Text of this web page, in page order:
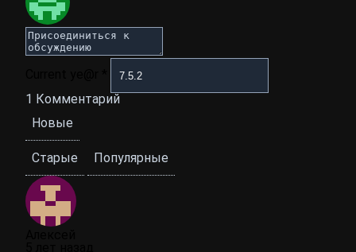
1 Комментарий
Новые
Старые Популярные